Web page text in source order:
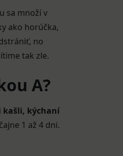
sa množí v
ako horúčka,
no
tak zle.
A?
kašli, kýchaní
1 až 4 dni.